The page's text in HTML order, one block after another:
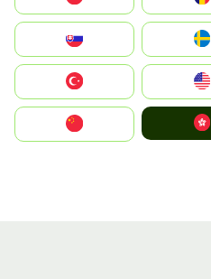
United States
中國香港特別行政區